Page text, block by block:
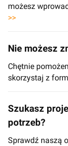
możesz
>>
Nie możesz
Chętnie
skorzystaj z
Szukasz
potrzeb?
Sprawdź naszą